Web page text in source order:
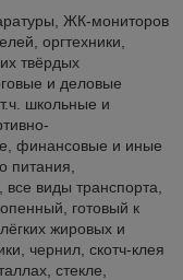
ЖК-мониторов
оргтехники,
твёрдых
и деловые
школьные и
финансовые и иные
питания,
виды транспорта,
готовый к
жировых и
чернил, скотч-клея
стекле,